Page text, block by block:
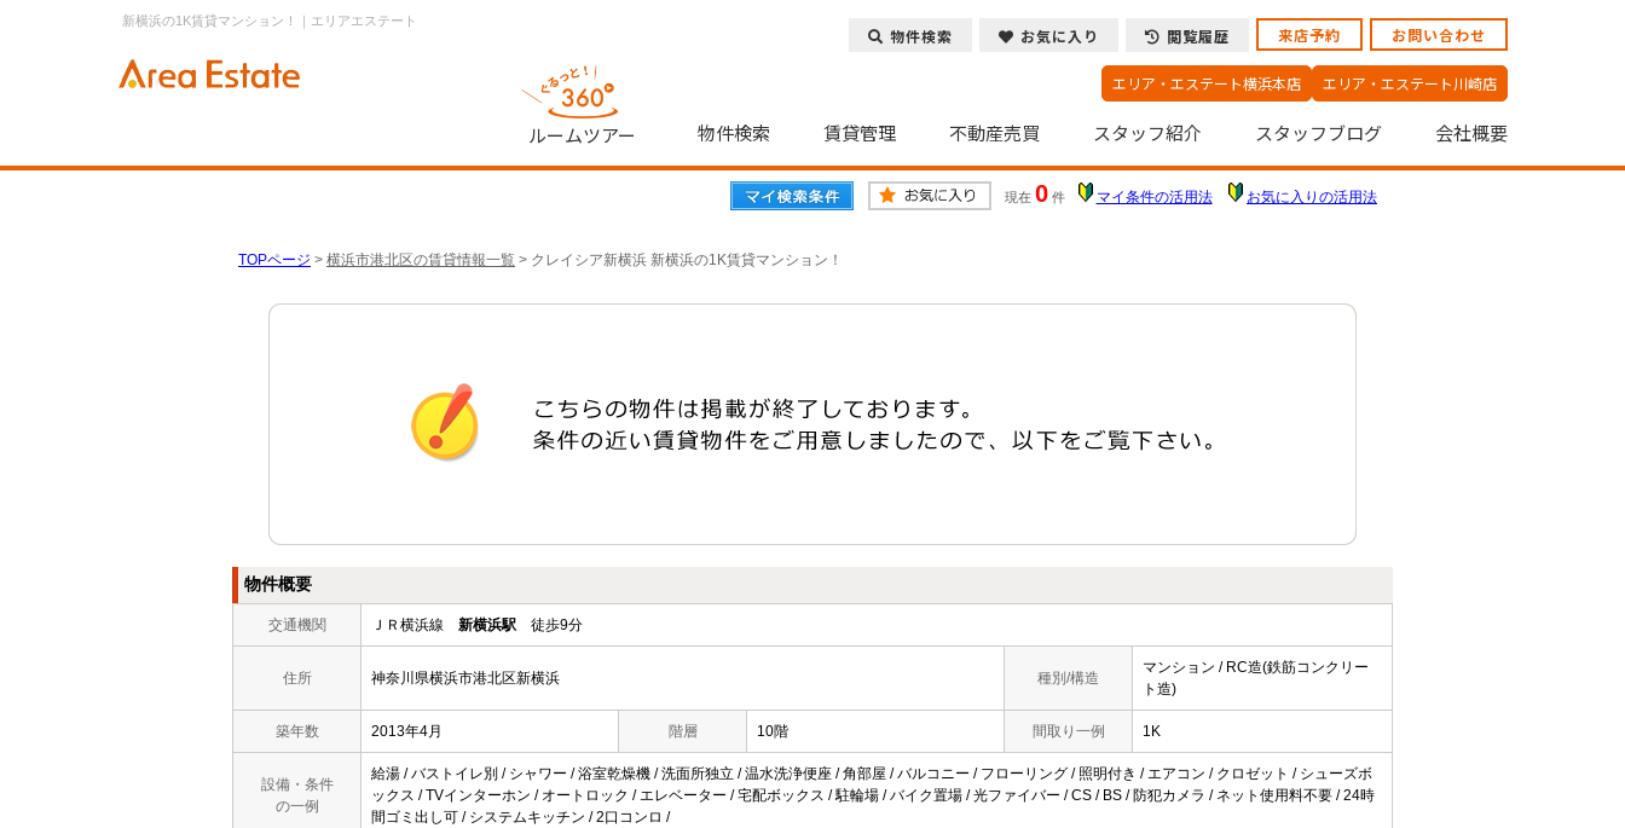
新横浜の1K賃貸マンション！｜エリアエステート
物件検索 お気に入り 閲覧履歴 来店予約 お問い合わせ
エリア・エステート横浜本店 エリア・エステート川崎店
ルームツアー 物件検索 賃貸管理 不動産売買 スタッフ紹介 スタッフブログ 会社概要
現在 0 件 マイ条件の活用法 お気に入りの活用法
TOPページ > 横浜市港北区の賃貸情報一覧 > クレイシア新横浜 新横浜の1K賃貸マンション！
物件概要
交通機関 ＪＲ横浜線 新横浜駅 徒歩9分
住所 神奈川県横浜市港北区新横浜 種別/構造
マンション / RC造(鉄筋コンクリー
ト造)
築年数 2013年4月 階層 10階 間取り一例 1K
設備・条件
の一例
給湯 / バストイレ別 / シャワー / 浴室乾燥機 / 洗面所独立 / 温水洗浄便座 / 角部屋 / バルコニー / フローリング / 照明付き / エアコン / クロゼット / シューズボ
ックス / TVインターホン / オートロック / エレベーター / 宅配ボックス / 駐輪場 / バイク置場 / 光ファイバー / CS / BS / 防犯カメラ / ネット使用料不要 / 24時
間ゴミ出し可 / システムキッチン / 2口コンロ /